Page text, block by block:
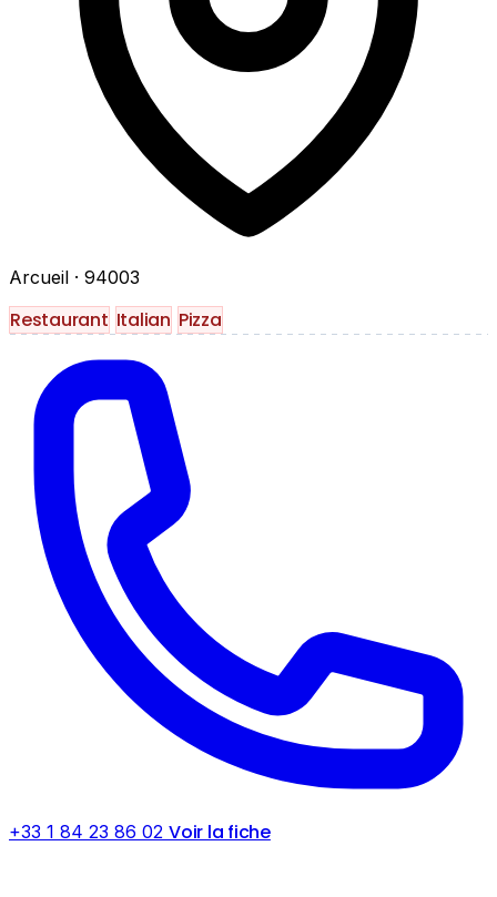
Arcueil · 94003
Restaurant Italian Pizza
+33 1 84 23 86 02 Voir la fiche